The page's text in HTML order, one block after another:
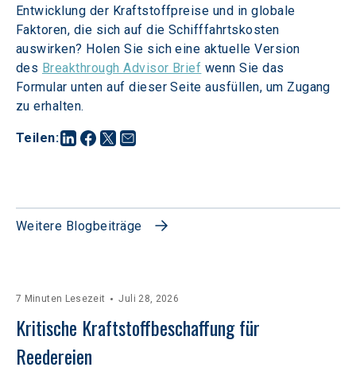
Teilen:
Entwicklung der Kraftstoffpreise und in globale
Faktoren, die sich auf die Schifffahrtskosten
auswirken? Holen Sie sich eine aktuelle Version
des Breakthrough Advisor Brief wenn Sie das
Formular unten auf dieser Seite ausfüllen, um Zugang
zu erhalten.
Weitere Blogbeiträge
7 Minuten Lesezeit Juli 28, 2026
Kritische Kraftstoffbeschaffung für
Reedereien